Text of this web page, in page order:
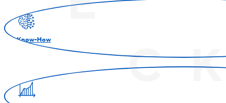
Know-How